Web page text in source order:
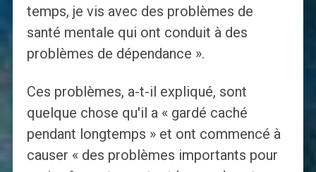
temps, je vis avec des problèmes de
santé mentale qui ont conduit à des
problèmes de dépendance ».
Ces problèmes, a-t-il expliqué, sont
quelque chose qu'il a « gardé caché
pendant longtemps » et ont commencé à
causer « des problèmes importants pour